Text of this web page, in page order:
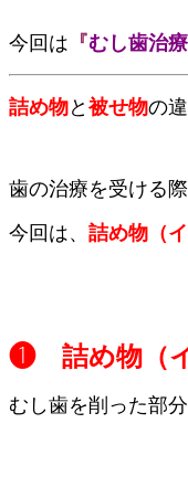
今回は 『むし歯治
詰め物と被せ物の
歯の治療を受ける
今回は、 詰め物（
❶ 詰め物（イ
むし歯を削った部